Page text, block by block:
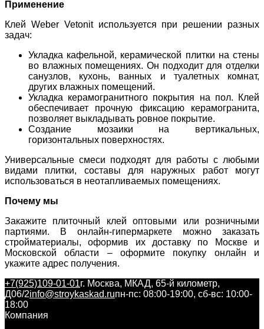
Применение
Клей Weber Vetonit используется при решении разных
задач:
Укладка кафельной, керамической плитки на стены
во влажных помещениях. Он подходит для отделки
санузлов, кухонь, ванных и туалетных комнат,
других влажных помещений.
Укладка керамогранитного покрытия на пол. Клей
обеспечивает прочную фиксацию керамогранита,
позволяет выкладывать ровное покрытие.
Создание мозаики на вертикальных,
горизонтальных поверхностях.
Универсальные смеси подходят для работы с любыми
видами плитки, составы для наружных работ могут
использоваться в неотапливаемых помещениях.
Почему мы
Закажите плиточный клей оптовыми или розничными
партиями. В онлайн-гипермаркете можно заказать
стройматериалы, оформив их доставку по Москве и
Московской области – оформите покупку онлайн и
укажите адрес получения.
+7(925)109-01-01г. Москва, МКАД, 65-й километр,
Д06/2info@stroykaskad.ruпн-пс: 08:00-19:00, сб-вс: 10:00-
18:00
Компания